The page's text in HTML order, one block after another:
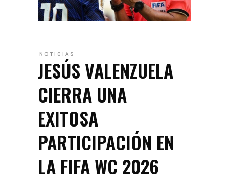
NOTICIAS
JESÚS VALENZUELA
CIERRA UNA
EXITOSA
PARTICIPACIÓN EN
LA FIFA WC 2026